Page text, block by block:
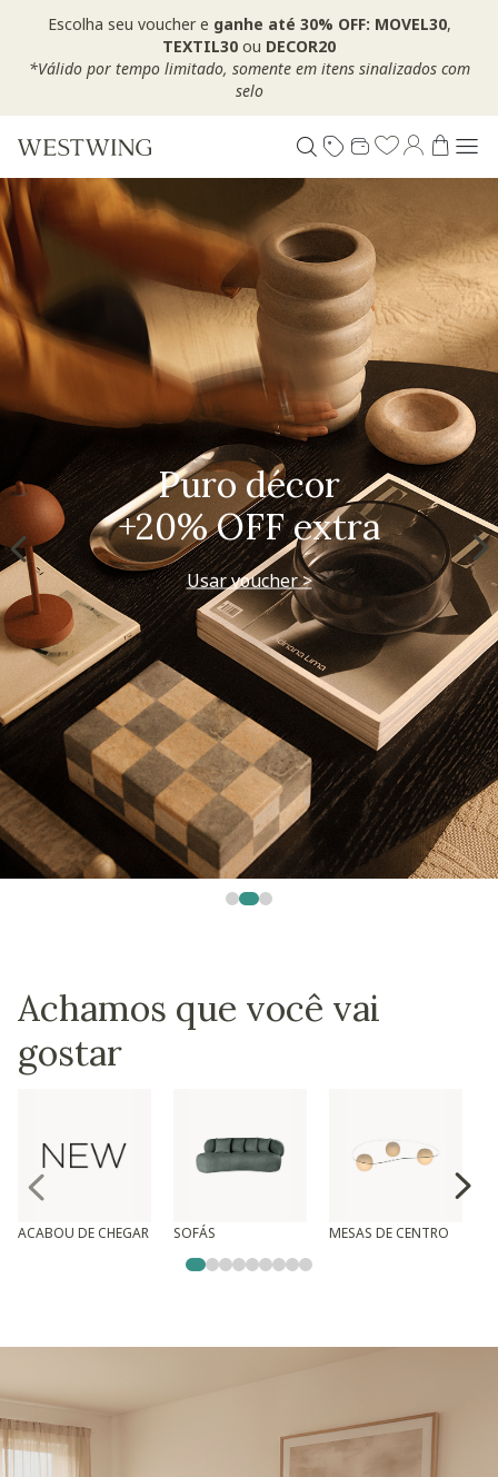
Escolha seu voucher e ganhe até 30% OFF: MOVEL30,
TEXTIL30 ou DECOR20
*Válido por tempo limitado, somente em itens sinalizados com
selo
Puro décor
+20% OFF extra
Usar voucher >
Achamos que você vai
gostar
ACABOU DE CHEGAR SOFÁS MESAS DE CENTRO